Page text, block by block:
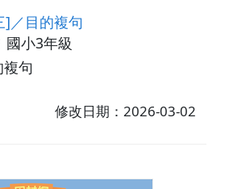
]／目的複句
國小3年級
句
修改日期：2026-03-02